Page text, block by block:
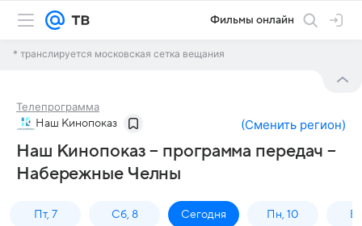
Фильмы онлайн
* транслируется московская сетка вещания
Телепрограмма
Наш Кинопоказ (Сменить регион)
Наш Кинопоказ – программа передач –
Набережные Челны
Пт, 7 Сб, 8 Сегодня Пн, 10